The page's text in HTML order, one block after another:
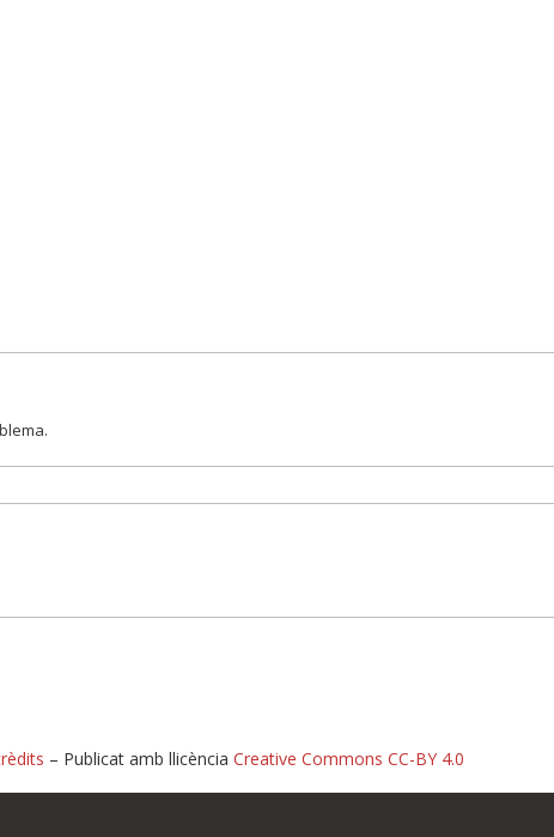
– Publicat amb llicència Creative Commons CC-BY 4.0